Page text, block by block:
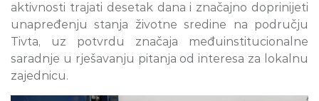
aktivnosti trajati desetak dana i značajno doprinijeti
unapređenju stanja životne sredine na području
Tivta, uz potvrdu značaja međuinstitucionalne
saradnje u rješavanju pitanja od interesa za lokalnu
zajednicu.